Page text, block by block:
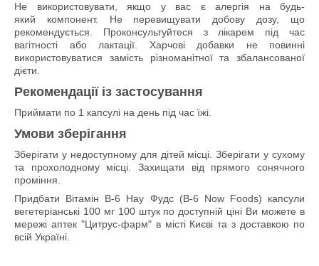
Не використовувати, якщо у вас є алергія на будь-
який компонент. Не перевищувати добову дозу, що
рекомендується. Проконсультуйтеся з лікарем під час
вагітності або лактації. Харчові добавки не повинні
використовуватися замість різноманітної та збалансованої
дієти.
Рекомендації із застосування
Приймати по 1 капсулі на день під час їжі.
Умови зберігання
Зберігати у недоступному для дітей місці. Зберігати у сухому
та прохолодному місці. Захищати від прямого сонячного
проміння.
Придбати Вітамін В-6 Нау Фудс (B-6 Now Foods) капсули
вегетеріанські 100 мг 100 штук по доступній ціні Ви можете в
мережі аптек "Цитрус-фарм" в місті Києві та з доставкою по
всій Україні.